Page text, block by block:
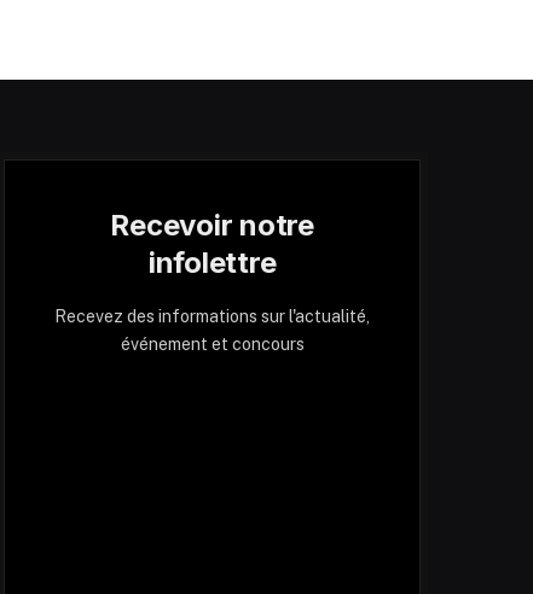
Recevoir notre
infolettre
Recevez des informations sur l'actualité,
événement et concours